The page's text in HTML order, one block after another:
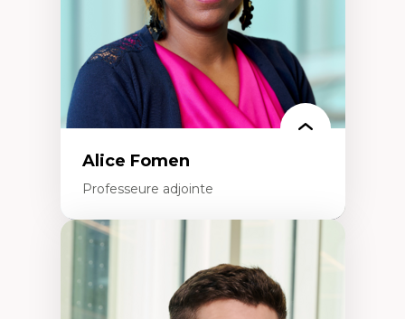
Alice Fomen
Professeure adjointe
Expertises
Acceptabilité, acceptation et adoption des
technologies
Technologies d'apprentissage innovantes